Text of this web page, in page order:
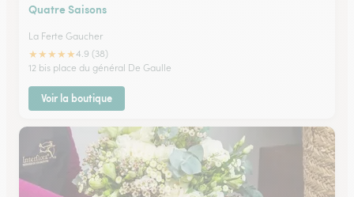
Quatre Saisons
La Ferte Gaucher
★★★★★4.9 (38)
12 bis place du général De Gaulle
Voir la boutique